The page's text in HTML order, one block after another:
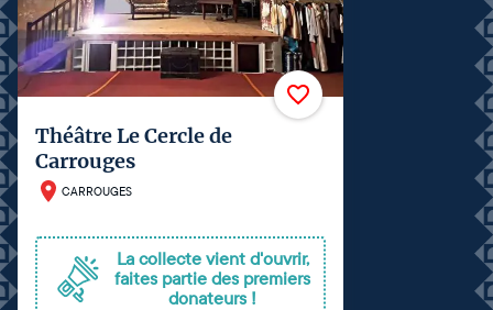
Théâtre Le Cercle de
Carrouges
CARROUGES
La collecte vient d'ouvrir,
faites partie des premiers
donateurs !